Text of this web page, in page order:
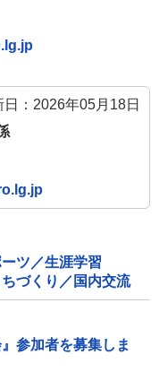
日：2026年05月18日
ツ／生涯学習
ちづくり／国内交流
参加者を募集しま